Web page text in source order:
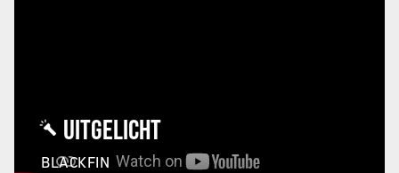
UITGELICHT
BLACKFIN